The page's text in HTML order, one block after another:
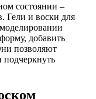
состоянии –
Гели и воски для
добавить
позволяют